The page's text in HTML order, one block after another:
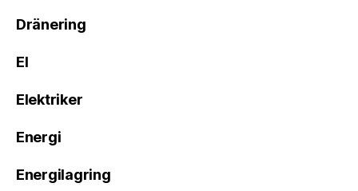
Dränering
El
Elektriker
Energi
Energilagring